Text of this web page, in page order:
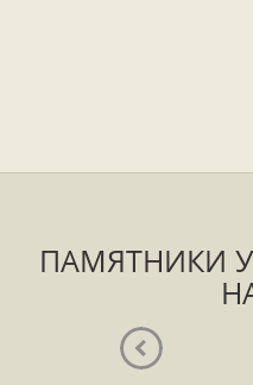
ПАМЯТНИКИ